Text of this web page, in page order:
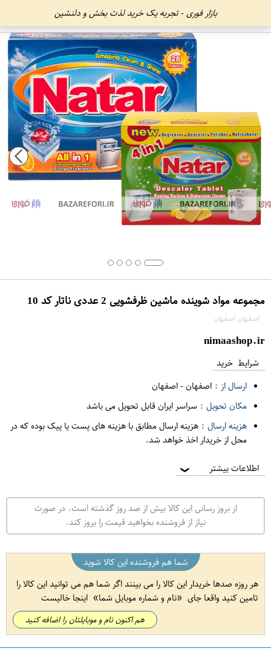
بازار فوری - تجربه یک خرید لذت بخش و دلنشین
مجموعه مواد شوینده ماشین ظرفشویی 2 عددی ناتار کد 10
اصفهان اصفهان
nimaashop.ir
شرایط خرید
ارسال از : اصفهان-اصفهان
مکان تحویل : سراسر ایران قابل تحویل می باشد
هزینه ارسال : هزینه ارسال مطابق با هزینه های پست یا پیک بوده که در
محل از خریدار اخذ خواهد شد.
اطلاعات بیشتر ❯
از بروز رسانی این کالا بیش از صد روز گذشته است. در صورت
نیاز از فروشنده بخواهید قیمت را بروز کند.
شما هم فروشنده این کالا شوید
هر روزه صدها خریدار این کالا را می بینند اگر شما هم می توانید این کالا را
تامین کنید واقعا جای
نام و شماره موبایل شما اینجا خالیست
هم اکنون نام و موبایلتان را اضافه کنید